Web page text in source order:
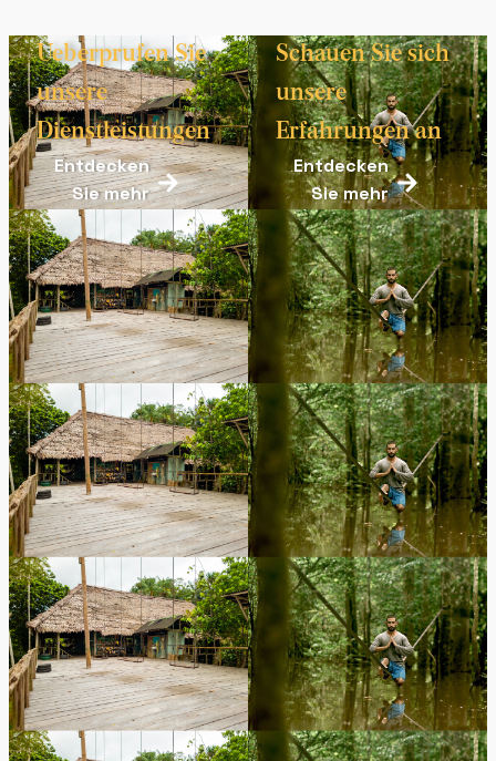
Ueberprufen Sie
unsere
Dienstleistungen
Entdecken
Sie mehr
Schauen Sie sich
unsere
Erfahrungen an
Entdecken
Sie mehr